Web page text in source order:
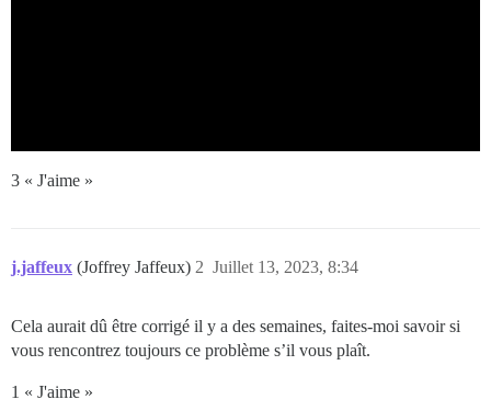
3 « J'aime »
j.jaffeux (Joffrey Jaffeux) Juillet 13, 2023, 8:34
2
Cela aurait dû être corrigé il y a des semaines, faites-moi savoir si
vous rencontrez toujours ce problème s’il vous plaît.
1 « J'aime »